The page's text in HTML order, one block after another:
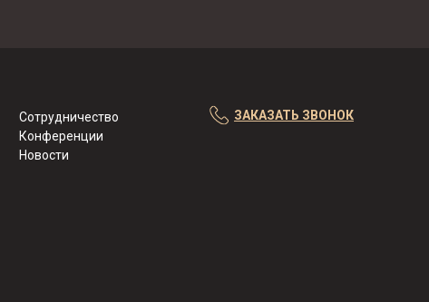
Сотрудничество
Конференции
Новости
ЗАКАЗАТЬ ЗВОНОК